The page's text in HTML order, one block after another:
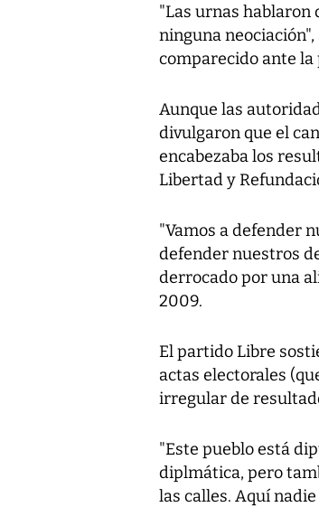
"Las urnas hablaron
ninguna
comparecido ante la
Aunque las
divulgaron que el
encabezaba los
Libertad y
"Vamos a defender
defender nuestros
derrocado por una
2009.
El partido Libre
actas electorales
irregular de
"Este pueblo está
diplmática, pero
las calles. Aquí